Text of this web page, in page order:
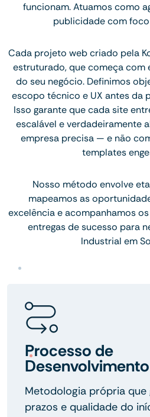
funcionam. Atuamos como
publicidade com
Cada projeto web criado pela
estruturado, que começa
do seu negócio. Definimos
escopo técnico e UX antes da
Isso garante que cada site
escalável e verdadeiramente
empresa precisa — e não
templates
Nosso método envolve
mapeamos as
excelência e acompanhamos
entregas de sucesso para
Industrial em
Processo de
Metodologia própria que
prazos e qualidade do